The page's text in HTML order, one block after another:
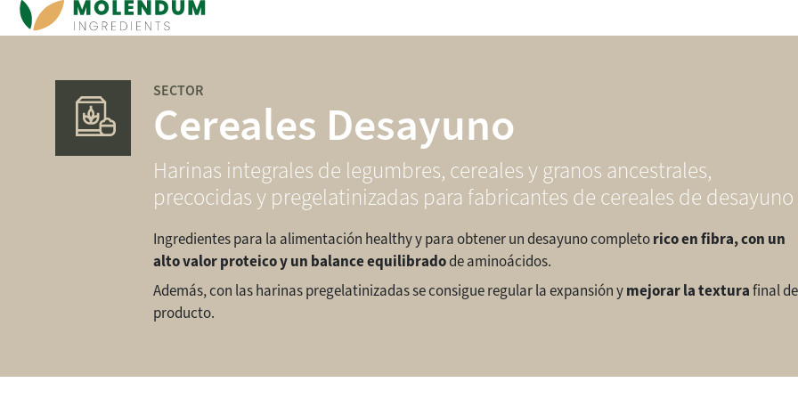
Navegación principal
SECTOR
Cereales Desayuno
Harinas integrales de legumbres, cereales y granos ancestrales,
precocidas y pregelatinizadas para fabricantes de cereales de desayuno
Ingredientes para la alimentación healthy y para obtener un desayuno completorico en fibra, con un
alto valor proteico y un balance equilibradode aminoácidos.
Además, con las harinas pregelatinizadas se consigue regular la expansión ymejorar la texturafinal
producto.